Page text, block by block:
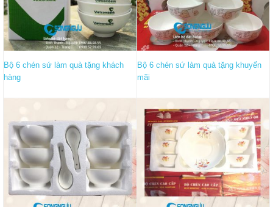
Bộ 6 chén sứ làm quà tặng khách
hàng
Bộ 6 chén sứ làm quà tặng khuyến
mãi